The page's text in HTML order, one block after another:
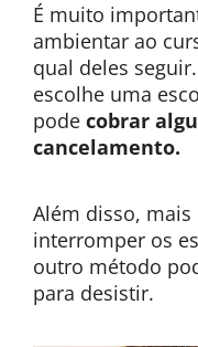
É muito
ambientar ao
qual deles
escolhe uma
pode cobrar
cancelamento.
Além disso,
interromper os
outro método
para desistir.